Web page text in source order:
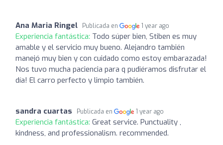
Ana Maria Ringel Publicada en 1 year ago
Experiencia fantástica: Todo súper bien, Stiben es muy
amable y el servicio muy bueno. Alejandro también
manejó muy bien y con cuidado como estoy embarazada!
Nos tuvo mucha paciencia para q pudiéramos disfrutar el
día! El carro perfecto y limpio también.
sandra cuartas Publicada en 1 year ago
Experiencia fantástica: Great service. Punctuality ,
kindness, and professionalism. recommended.